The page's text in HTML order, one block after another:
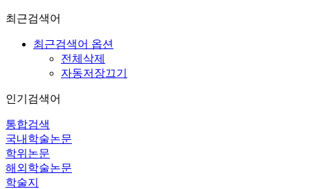
최근검색어
최근검색어 옵션
전체삭제
자동저장끄기
인기검색어
통합검색
국내학술논문
학위논문
해외학술논문
학술지